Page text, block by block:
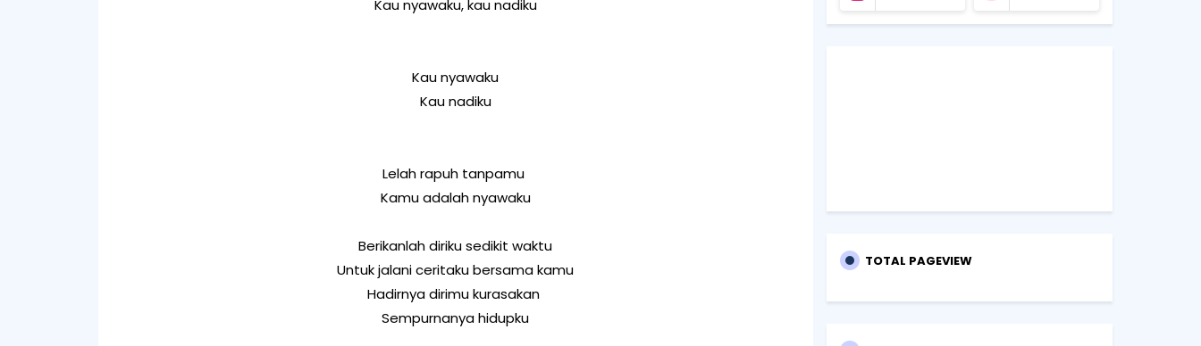
Kau nyawaku, kau nadiku
Kau nyawaku
Kau nadiku
Lelah rapuh tanpamu
Kamu adalah nyawaku
Berikanlah diriku sedikit waktu
Untuk jalani ceritaku bersama kamu
Hadirnya dirimu kurasakan
Sempurnanya hidupku
TOTAL PAGEVIEW